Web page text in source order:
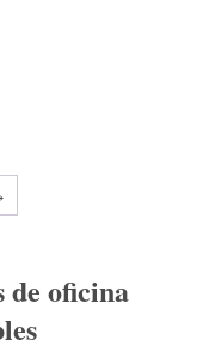
de oficina